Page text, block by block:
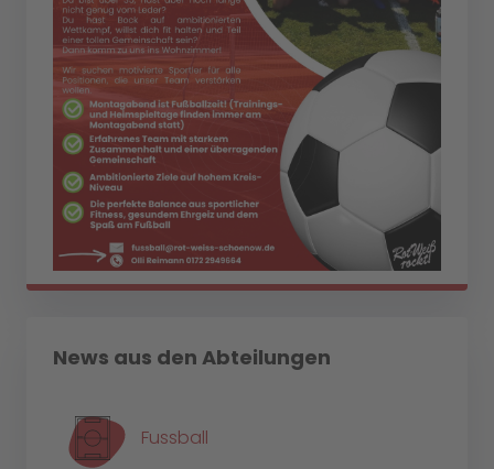
News aus den Abteilungen
Fussball